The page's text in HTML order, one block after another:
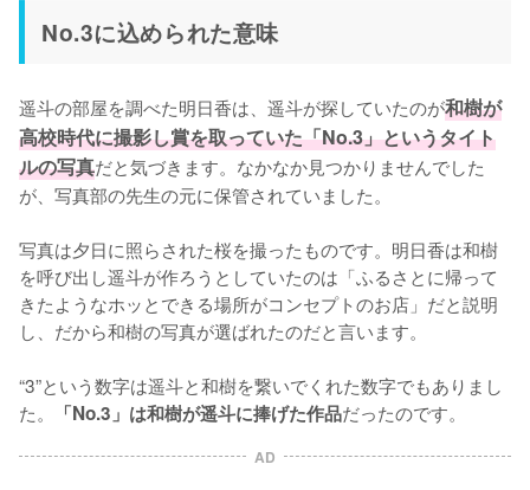
No.3に込められた意味
遥斗の部屋を調べた明日香は、遥斗が探していたのが和樹が
高校時代に撮影し賞を取っていた「No.3」というタイト
ルの写真だと気づきます。なかなか見つかりませんでした
が、写真部の先生の元に保管されていました。
写真は夕日に照らされた桜を撮ったものです。明日香は和樹
を呼び出し遥斗が作ろうとしていたのは「ふるさとに帰って
きたようなホッとできる場所がコンセプトのお店」だと説明
し、だから和樹の写真が選ばれたのだと言います。
“3”という数字は遥斗と和樹を繋いでくれた数字でもありまし
た。
「No.3」は和樹が遥斗に捧げた作品だったのです。
AD